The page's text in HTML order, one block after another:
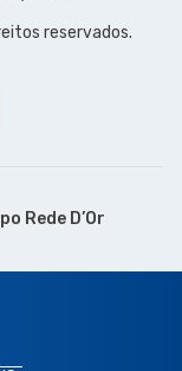
reservados.
Rede D’Or